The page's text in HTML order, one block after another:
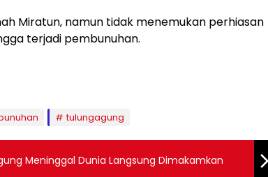
Miratun, namun tidak menemukan perhiasan
terjadi pembunuhan.
tulungagung
Meninggal Dunia Langsung Dimakamkan